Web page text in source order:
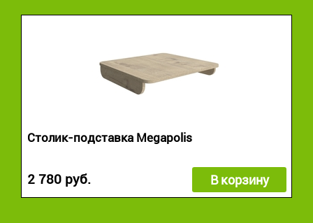
Столик-подставка Megapolis
2 780 руб. В корзину